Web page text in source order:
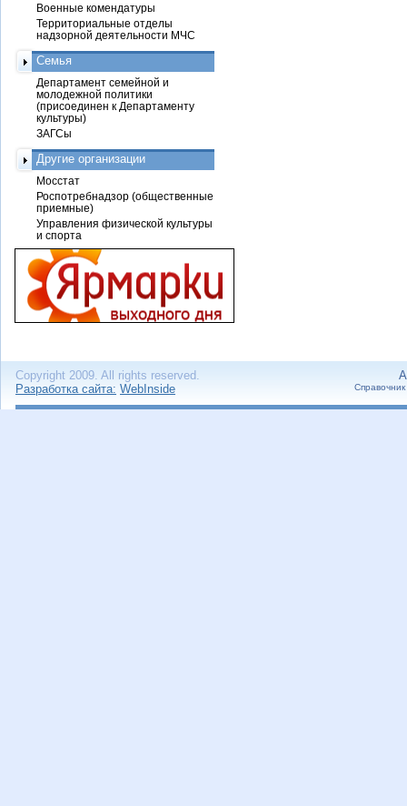
Военные комендатуры
Территориальные отделы
надзорной деятельности МЧС
Семья
Департамент семейной и
молодежной политики
(присоединен к Департаменту
культуры)
ЗАГСы
Другие организации
Мосстат
Роспотребнадзор (общественные
приемные)
Управления физической культуры
и спорта
Copyright 2009. All rights reserved.
Разработка сайта: WebInside